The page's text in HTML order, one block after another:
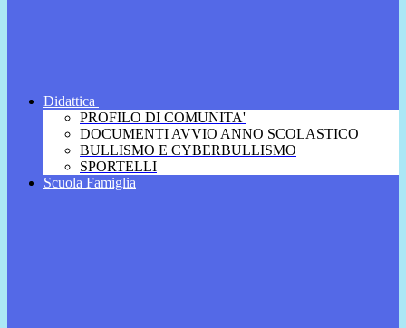
Didattica
PROFILO DI COMUNITA'
DOCUMENTI AVVIO ANNO SCOLASTICO
BULLISMO E CYBERBULLISMO
SPORTELLI
Scuola Famiglia